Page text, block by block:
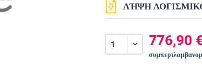
ΛΉΨΗ
776,90